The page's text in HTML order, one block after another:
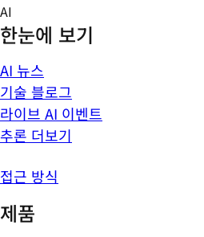
Skip
to
content
AI
한눈에 보기
AI 뉴스
기술 블로그
라이브 AI 이벤트
추론 더보기
접근 방식
제품